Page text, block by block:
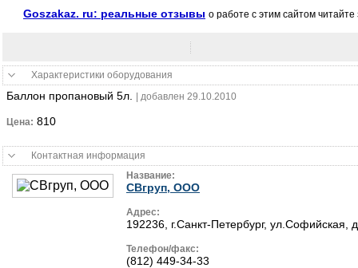
Goszakaz. ru: реальные отзывы о работе с этим сайтом читайте
Характеристики оборудования
Баллон пропановый 5л. | добавлен 29.10.2010
Цена: 810
Контактная информация
Название:
СВгруп, ООО
Адрес:
192236, г.Санкт-Петербург, ул.Софийская,
Телефон/факс:
(812) 449-34-33